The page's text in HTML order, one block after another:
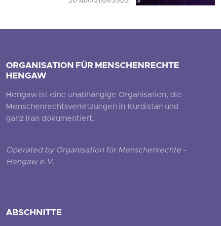
ORGANISATION FÜR MENSCHENRECHTE
HENGAW
Hengaw ist eine unabhängige Organisation, die
Menschenrechtsverletzungen in Kurdistan und
ganz Iran dokumentiert.
Operated by Organisation für Menschenrechte -
Hengaw e.V.
ABSCHNITTE